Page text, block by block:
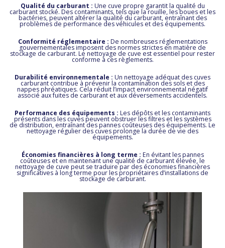
Qualité du carburant : Une cuve propre garantit la qualité du
carburant stocké. Des contaminants, tels que la rouille, les boues et les
bactéries, peuvent altérer la qualité du carburant, entraînant des
problèmes de performance des véhicules et des équipements.
Conformité réglementaire : De nombreuses réglementations
gouvernementales imposent des normes strictes en matière de
stockage de carburant. Le nettoyage de cuve est essentiel pour rester
conforme à ces règlements.
Durabilité environnementale : Un nettoyage adéquat des cuves
carburant contribue à prévenir la contamination des sols et des
nappes phréatiques. Cela réduit l’impact environnemental négatif
associé aux fuites de carburant et aux déversements accidentels.
Performance des équipements : Les dépôts et les contaminants
présents dans les cuves peuvent obstruer les filtres et les systèmes
de distribution, entraînant des pannes coûteuses des équipements. Le
nettoyage régulier des cuves prolonge la durée de vie des
équipements.
Économies financières à long terme : En évitant les pannes
coûteuses et en maintenant une qualité de carburant élevée, le
nettoyage de cuve peut se traduire par des économies financières
significatives à long terme pour les propriétaires d’installations de
stockage de carburant.